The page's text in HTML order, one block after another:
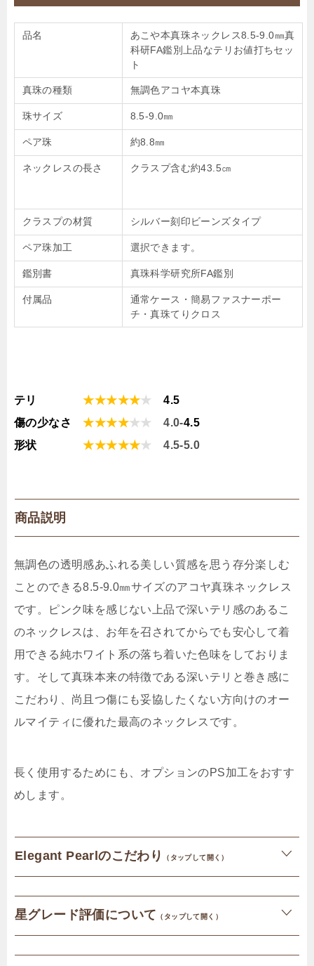
品名
あこや本真珠ネックレス8.5-9.0㎜真
科研FA鑑別上品なテリお値打ちセッ
ト
真珠の種類 無調色アコヤ本真珠
珠サイズ 8.5-9.0㎜
ペア珠 約8.8㎜
ネックレスの長さ クラスプ含む約43.5㎝
クラスプの材質 シルバー刻印ビーンズタイプ
ペア珠加工 選択できます。
鑑別書 真珠科学研究所FA鑑別
付属品
通常ケース・簡易ファスナーポー
チ・真珠てりクロス
テリ ★★★★★★
4.5
傷の少なさ
★★★★★★ 4.0-4.5
形状
★★★★★★ 4.5-5.0
商品説明
無調色の透明感あふれる美しい質感を思う存分楽しむ
ことのできる8.5-9.0㎜サイズのアコヤ真珠ネックレス
です。ピンク味を感じない上品で深いテリ感のあるこ
のネックレスは、お年を召されてからでも安心して着
用できる純ホワイト系の落ち着いた色味をしておりま
す。そして真珠本来の特徴である深いテリと巻き感に
こだわり、尚且つ傷にも妥協したくない方向けのオー
ルマイティに優れた最高のネックレスです。
長く使用するためにも、オプションのPS加工をおすす
めします。
Elegant Pearlのこだわり （タップして開く）
星グレード評価について （タップして開く）